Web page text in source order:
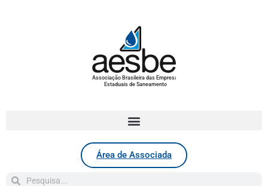
Associação Brasileira das Empresas
Estaduais de Saneamento
Área de Associada